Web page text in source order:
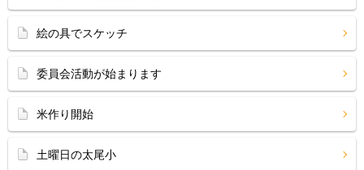
絵の具でスケッチ
委員会活動が始まります
米作り開始
土曜日の太尾小